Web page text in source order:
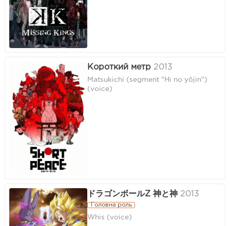
Короткий метр 2013
Matsukichi (segment "Hi no yôjin")
(voice)
ドラゴンボールZ 神と神 2013
Головна роль
Whis (voice)